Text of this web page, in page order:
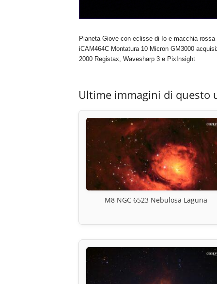
Pianeta Giove con eclisse di Io e macchia
iCAM464C Montatura 10 Micron GM3000
2000 Registax, Wavesharp 3 e PixInsight
Ultime immagini di questo
M8 NGC 6523 Nebulosa Laguna